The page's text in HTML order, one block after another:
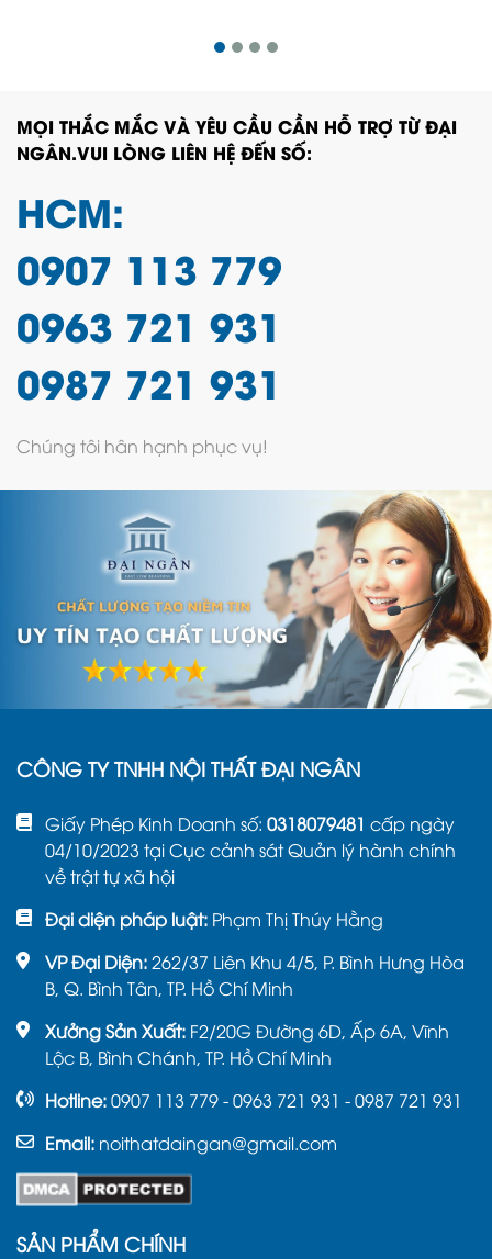
MỌI THẮC MẮC VÀ YÊU CẦU CẦN HỖ TRỢ TỪ ĐẠI
NGÂN.VUI LÒNG LIÊN HỆ ĐẾN SỐ:
HCM:
0907 113 779
0963 721 931
0987 721 931
Chúng tôi hân hạnh phục vụ!
CÔNG TY TNHH NỘI THẤT ĐẠI NGÂN
Giấy Phép Kinh Doanh số: 0318079481 cấp ngày
04/10/2023 tại Cục cảnh sát Quản lý hành chính
về trật tự xã hội
Đại diện pháp luật: Phạm Thị Thúy Hằng
VP Đại Diện:262/37 Liên Khu 4/5, P. Bình Hưng Hòa
B, Q. Bình Tân, TP. Hồ Chí Minh
Xưởng Sản Xuất: F2/20G Đường 6D, Ấp 6A, Vĩnh
Lộc B, Bình Chánh, TP. Hồ Chí Minh
Hotline:0907 113 779 - 0963 721 931 - 0987 721 931
Email: noithatdaingan@gmail.com
SẢN PHẨM CHÍNH